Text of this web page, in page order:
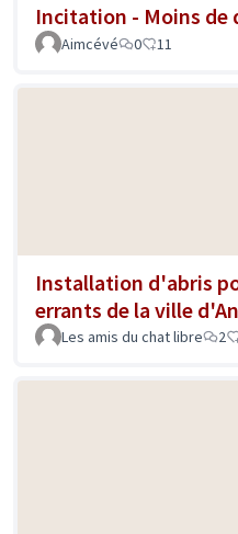
Incitation - Moins de
Aimcévé
0 11
Installation d'abris
errants de la ville
Les amis du chat libre 2